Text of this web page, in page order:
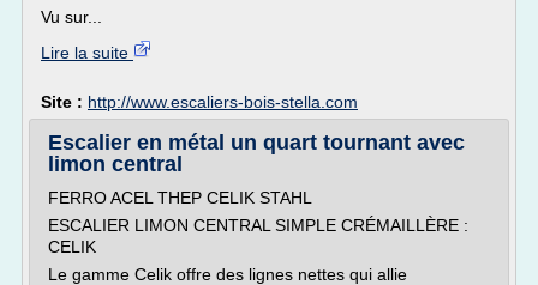
Vu sur...
Lire la suite
Site : http://www.escaliers-bois-stella.com
Escalier en métal un quart tournant avec
limon central
FERRO ACEL THEP CELIK STAHL
ESCALIER LIMON CENTRAL SIMPLE CRÉMAILLÈRE :
CELIK
Le gamme Celik offre des lignes nettes qui allie